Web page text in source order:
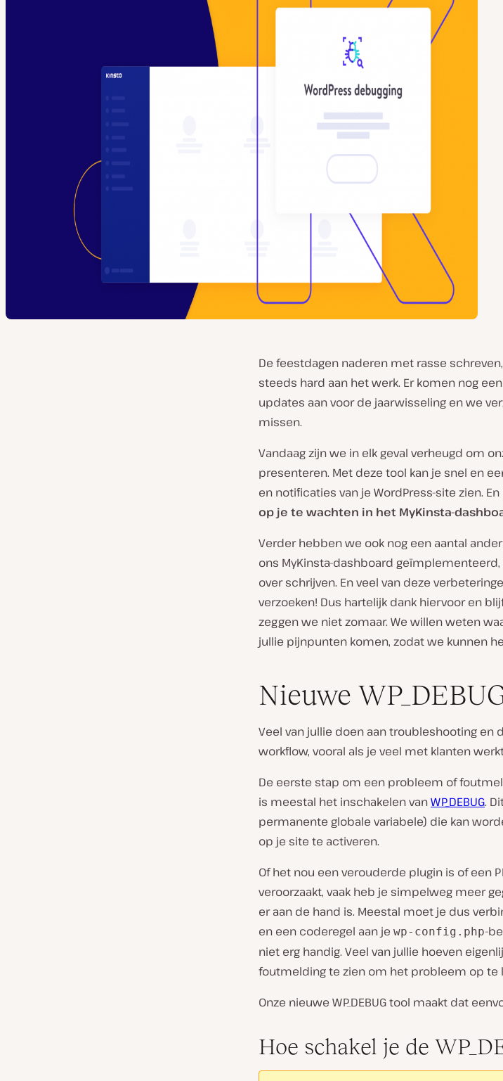
De feestdagen naderen met rasse
steeds hard aan het werk. Er komen nog
updates aan voor de jaarwisseling en we
missen.
Vandaag zijn we in elk geval verheugd om
presenteren. Met deze tool kan je snel en
en notificaties van je WordPress-site zien.
op je te wachten in het MyKinsta-
Verder hebben we ook nog een aantal
ons MyKinsta-dashboard
over schrijven. En veel van deze
verzoeken! Dus hartelijk dank hiervoor en
zeggen we niet zomaar. We willen weten
jullie pijnpunten komen, zodat we kunnen
Nieuwe
Veel van jullie doen aan troubleshooting en
workflow, vooral als je veel met klanten
De eerste stap om een probleem of
is meestal het inschakelen vanWP_DEBUG.
permanente globale variabele) die kan
op je site te activeren.
Of het nou een verouderde plugin is of een
veroorzaakt, vaak heb je simpelweg meer
er aan de hand is. Meestal moet je dus
en een coderegel aan je wp-config.php-
niet erg handig. Veel van jullie hoeven
foutmelding te zien om het probleem op te
Onze nieuwe WP_DEBUG tool maakt dat
Hoe schakel je de